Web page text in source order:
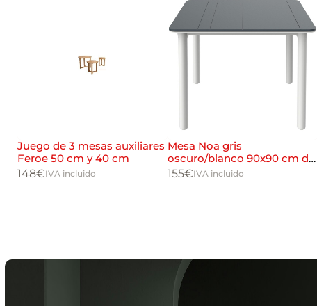
Juego de 3 mesas auxiliares
Feroe 50 cm y 40 cm
148€IVA incluido
Mesa Noa gris
oscuro/blanco 90x90 cm de
Resol
155€IVA incluido